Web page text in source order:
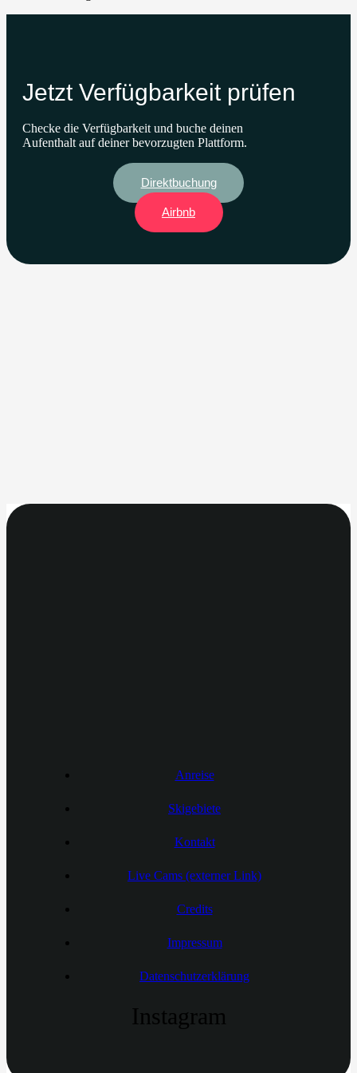
Jetzt Verfügbarkeit prüfen
Checke die Verfügbarkeit und buche deinen
Aufenthalt auf deiner bevorzugten Plattform.
Direktbuchung
Airbnb
Anreise
Skigebiete
Kontakt
Live Cams (externer Link)
Credits
Impressum
Datenschutzerklärung
Instagram